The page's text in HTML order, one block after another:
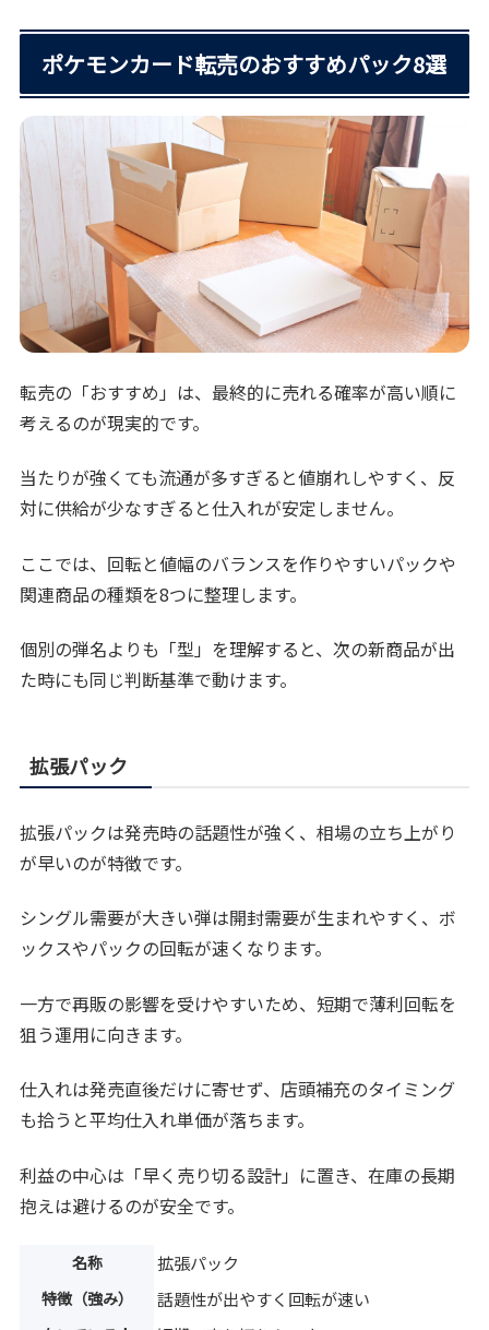
ポケモンカード転売のおすすめパック8選
転売の「おすすめ」は、最終的に売れる確率が高い順に
考えるのが現実的です。
当たりが強くても流通が多すぎると値崩れしやすく、反
対に供給が少なすぎると仕入れが安定しません。
ここでは、回転と値幅のバランスを作りやすいパックや
関連商品の種類を8つに整理します。
個別の弾名よりも「型」を理解すると、次の新商品が出
た時にも同じ判断基準で動けます。
拡張パック
拡張パックは発売時の話題性が強く、相場の立ち上がり
が早いのが特徴です。
シングル需要が大きい弾は開封需要が生まれやすく、ボ
ックスやパックの回転が速くなります。
一方で再販の影響を受けやすいため、短期で薄利回転を
狙う運用に向きます。
仕入れは発売直後だけに寄せず、店頭補充のタイミング
も拾うと平均仕入れ単価が落ちます。
利益の中心は「早く売り切る設計」に置き、在庫の長期
抱えは避けるのが安全です。
名称 拡張パック
特徴（強み） 話題性が出やすく回転が速い